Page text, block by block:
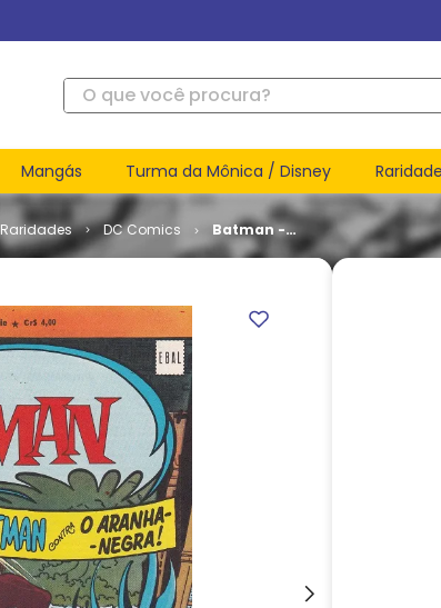
O que você procura?
Mangás Turma da Mônica / Disney
Raridades DC Comics
Batman -
3ª Série #